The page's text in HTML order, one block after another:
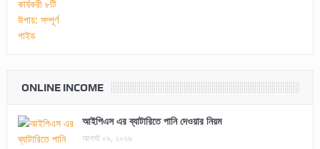
ONLINE INCOME
আইপিএস এর ব্যাটারিতে পানি দেওয়ার নিয়ম
আগস্ট ০৯, ২০২৬